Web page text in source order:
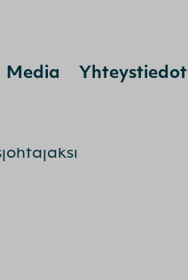
Media Yhteystiedot